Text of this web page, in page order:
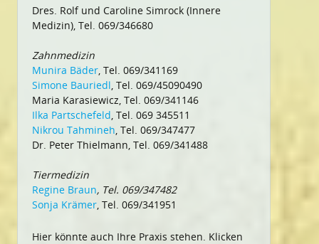
Dres. Rolf und Caroline Simrock (Innere
Medizin), Tel. 069/346680
Zahnmedizin
Munira Bäder, Tel. 069/341169
Simone Bauriedl, Tel. 069/45090490
Maria Karasiewicz, Tel. 069/341146
Ilka Partschefeld, Tel. 069 345511
Nikrou Tahmineh, Tel. 069/347477
Dr. Peter Thielmann, Tel. 069/341488
Tiermedizin
Regine Braun, Tel. 069/347482
Sonja Krämer, Tel. 069/341951
Hier könnte auch Ihre Praxis stehen. Klicken